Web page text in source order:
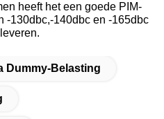
heeft het een goede PIM-
-130dbc,-140dbc en -165dbc
Dummy-Belasting